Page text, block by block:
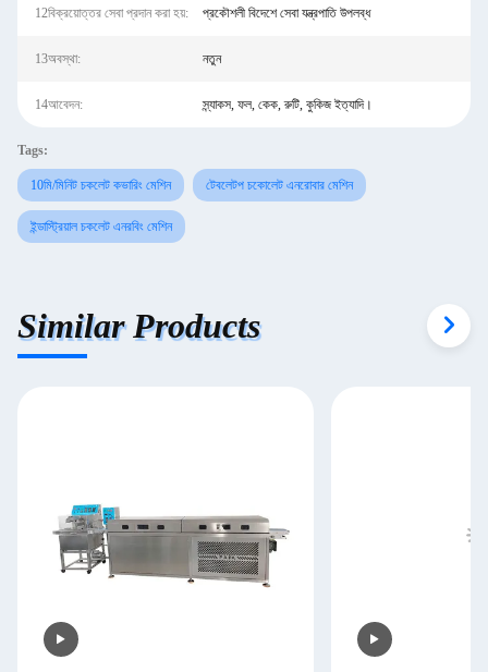
12বিক্রয়োত্তর সেবা প্রদান করা হয়: প্রকৌশলী বিদেশে সেবা যন্ত্রপাতি উপলব্ধ
13অবস্থা: নতুন
14আবেদন: স্ন্যাকস, ফল, কেক, রুটি, কুকিজ ইত্যাদি।
Tags:
10মি/মিনিট চকলেট কভারিং মেশিন টেবলেটপ চকোলেট এনরোবার মেশিন
ইন্ডাস্ট্রিয়াল চকলেট এনরবিং মেশিন
Similar Products